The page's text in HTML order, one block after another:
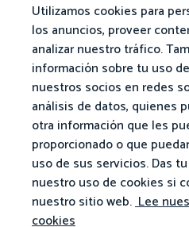
Utilizamos cookies para
los anuncios, proveer
analizar nuestro tráfico.
información sobre tu uso
nuestros socios en redes
análisis de datos, quienes
otra información que les
proporcionado o que
uso de sus servicios. Das
nuestro uso de cookies si
nuestro sitio web.Lee
cookies